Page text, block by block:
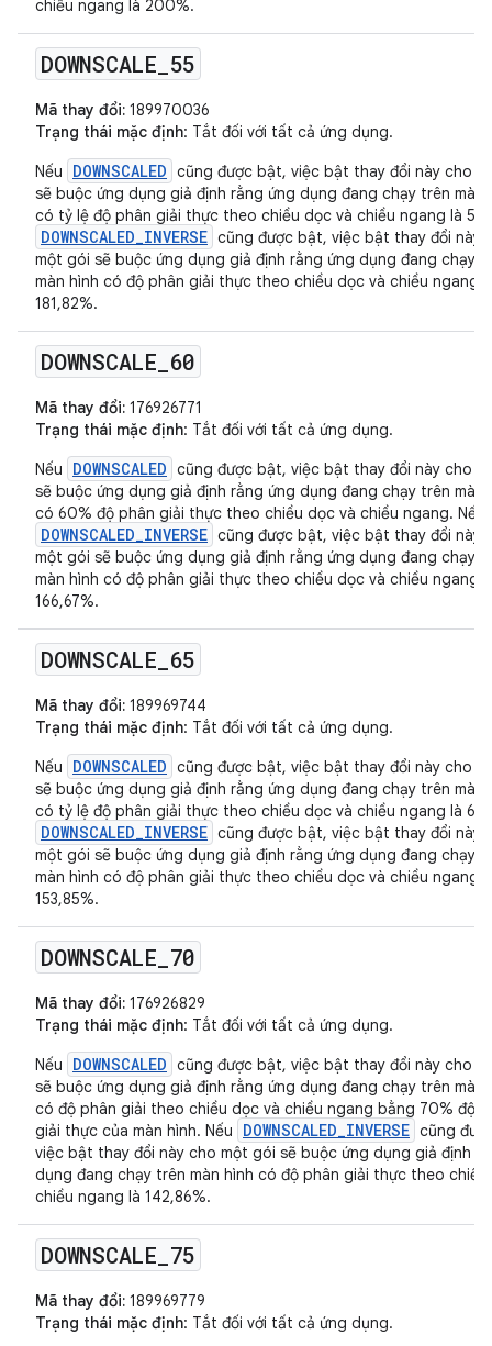
chiều ngang là 200%.
DOWNSCALE 55
Mã thay đổi: 189970036
Trạng thái mặc định: Tắt đối với tất cả ứng dụng.
Nếu
DOWNSCALED cũng được bật, việc bật thay đổi này cho
sẽ buộc ứng dụng giả định rằng ứng dụng đang chạy trên màn
có tỷ lệ độ phân giải thực theo chiều dọc và chiều ngang là
DOWNSCALED_INVERSE cũng được bật, việc bật thay đổi này
một gói sẽ buộc ứng dụng giả định rằng ứng dụng đang chạy
màn hình có độ phân giải thực theo chiều dọc và chiều ngang
181,82%.
DOWNSCALE 60
Mã thay đổi: 176926771
Trạng thái mặc định: Tắt đối với tất cả ứng dụng.
Nếu
DOWNSCALED cũng được bật, việc bật thay đổi này cho
sẽ buộc ứng dụng giả định rằng ứng dụng đang chạy trên màn
có 60% độ phân giải thực theo chiều dọc và chiều ngang. Nếu
DOWNSCALED_INVERSE cũng được bật, việc bật thay đổi này
một gói sẽ buộc ứng dụng giả định rằng ứng dụng đang chạy
màn hình có độ phân giải thực theo chiều dọc và chiều ngang
166,67%.
DOWNSCALE 65
Mã thay đổi: 189969744
Trạng thái mặc định: Tắt đối với tất cả ứng dụng.
Nếu
DOWNSCALED cũng được bật, việc bật thay đổi này cho
sẽ buộc ứng dụng giả định rằng ứng dụng đang chạy trên màn
có tỷ lệ độ phân giải thực theo chiều dọc và chiều ngang là
DOWNSCALED_INVERSE cũng được bật, việc bật thay đổi này
một gói sẽ buộc ứng dụng giả định rằng ứng dụng đang chạy
màn hình có độ phân giải thực theo chiều dọc và chiều ngang
153,85%.
DOWNSCALE 70
Mã thay đổi: 176926829
Trạng thái mặc định: Tắt đối với tất cả ứng dụng.
Nếu
DOWNSCALED cũng được bật, việc bật thay đổi này cho
sẽ buộc ứng dụng giả định rằng ứng dụng đang chạy trên màn
có độ phân giải theo chiều dọc và chiều ngang bằng 70% độ
giải thực của màn hình. Nếu
DOWNSCALED_INVERSE cũng
việc bật thay đổi này cho một gói sẽ buộc ứng dụng giả định
dụng đang chạy trên màn hình có độ phân giải thực theo chiều
chiều ngang là 142,86%.
DOWNSCALE 75
Mã thay đổi: 189969779
Trạng thái mặc định: Tắt đối với tất cả ứng dụng.